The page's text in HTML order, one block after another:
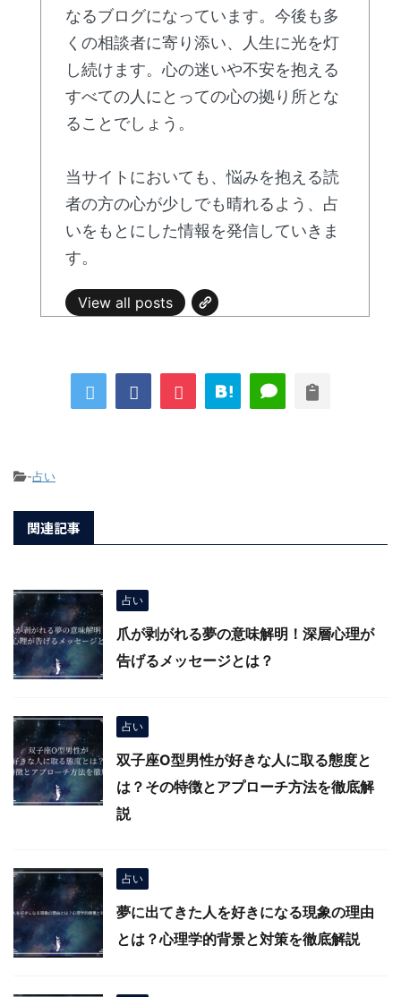
なるブログになっています。今後も多
くの相談者に寄り添い、人生に光を灯
し続けます。心の迷いや不安を抱える
すべての人にとっての心の拠り所とな
ることでしょう。
当サイトにおいても、悩みを抱える読
者の方の心が少しでも晴れるよう、占
いをもとにした情報を発信していきま
す。
View all posts
-占い
関連記事
占い
爪が剥がれる夢の意味解明！深層心理が
告げるメッセージとは？
占い
双子座O型男性が好きな人に取る態度と
は？その特徴とアプローチ方法を徹底解
説
占い
夢に出てきた人を好きになる現象の理由
とは？心理学的背景と対策を徹底解説